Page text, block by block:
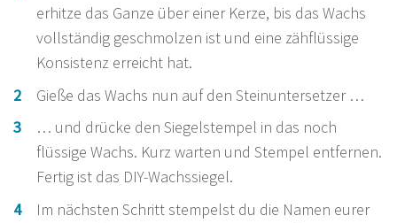
erhitze das Ganze über einer Kerze, bis das Wachs
vollständig geschmolzen ist und eine zähflüssige
Konsistenz erreicht hat.
Gieße das Wachs nun auf den Steinuntersetzer …
… und drücke den Siegelstempel in das noch
flüssige Wachs. Kurz warten und Stempel entfernen.
Fertig ist das DIY-Wachssiegel.
Im nächsten Schritt stempelst du die Namen eurer